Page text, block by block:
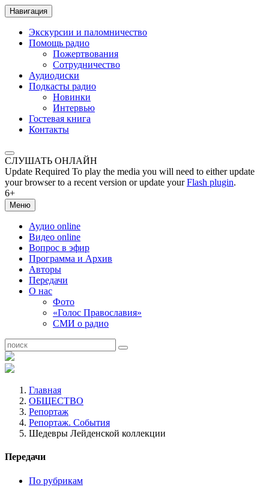
Навигация
Экскурсии и паломничество
Помощь радио
Пожертвования
Сотрудничество
Аудиодиски
Подкасты радио
Новинки
Интервью
Гостевая книга
Контакты
СЛУШАТЬ ОНЛАЙН
Update Required To play the media you will need to either update
your browser to a recent version or update yourFlash plugin.
6+
Меню
Аудио online
Видео online
Вопрос в эфир
Программа и Архив
Авторы
Передачи
О нас
Фото
«Голос Православия»
СМИ о радио
Главная
ОБЩЕСТВО
Репортаж
Репортаж. События
Шедевры Лейденской коллекции
Передачи
По рубрикам